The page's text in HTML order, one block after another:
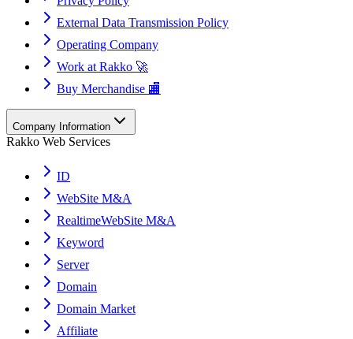
External Data Transmission Policy
Operating Company
Work at Rakko 🚀
Buy Merchandise 🏬
Company Information
Rakko Web Services
ID
WebSite M&A
RealtimeWebSite M&A
Keyword
Server
Domain
Domain Market
Affiliate